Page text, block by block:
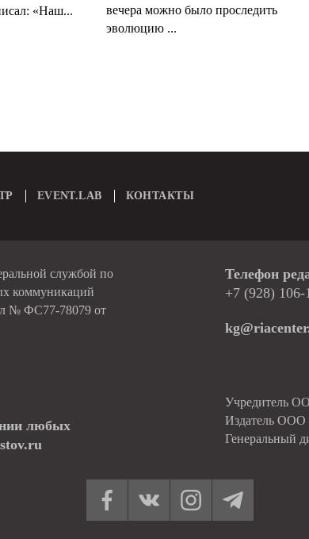
«Наш...
вечера можно было проследить
эволюцию ...
EVENT.LAB КОНТАКТЫ
службой по
коммуникаций
№ ФС77-78079 от
любых
Телефон
+7 (928) 106-
Учредитель
Издатель
Генеральный